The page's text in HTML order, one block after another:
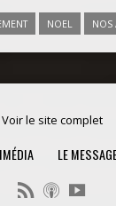
NOEL NOS
Voir le site complet
LE